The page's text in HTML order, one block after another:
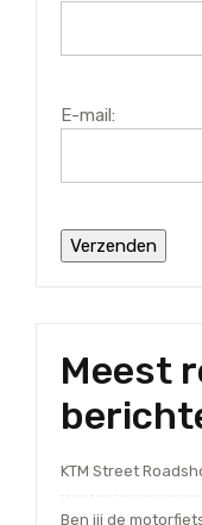
E-mail:
Meest
KTM Street
Ben jij de